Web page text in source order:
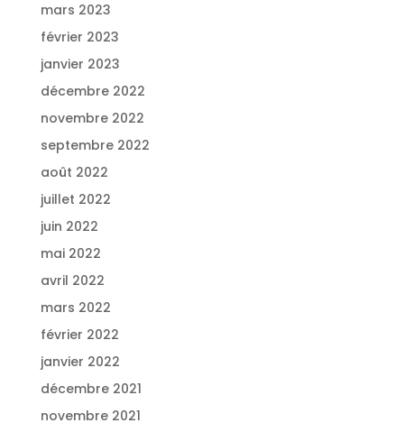
mars 2023
février 2023
janvier 2023
décembre 2022
novembre 2022
septembre 2022
août 2022
juillet 2022
juin 2022
mai 2022
avril 2022
mars 2022
février 2022
janvier 2022
décembre 2021
novembre 2021